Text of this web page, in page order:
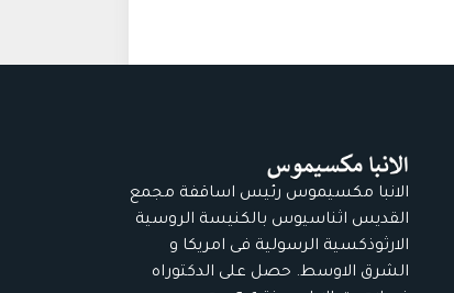
الانبا مكسيموس رئيس اساقفة مجمع
القديس اثناسيوس بالكنيسة الروسية
الارثوذكسية الرسولية فى امريكا و
الشرق الاوسط. حصل على الدكتوراه